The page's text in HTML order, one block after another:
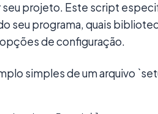
projeto. Este script
seu programa, quais
de configuração.
simples de um arquivo